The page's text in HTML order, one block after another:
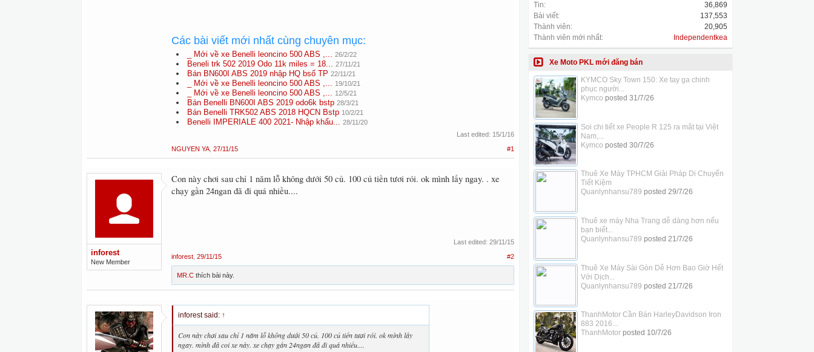
Các bài viết mới nhất cùng chuyên mục:
_ Mới về xe Benelli leoncino 500 ABS ,... 26/2/22
Beneli trk 502 2019 Odo 11k miles = 18... 27/11/21
Bán BN600I ABS 2019 nhập HQ bsố TP 22/11/21
_ Mới về xe Benelli leoncino 500 ABS ,... 19/10/21
_ Mới về xe Benelli leoncino 500 ABS ,... 12/5/21
Bán Benelli BN600I ABS 2019 odo6k bstp 28/3/21
Bán Benelli TRK502 ABS 2018 HQCN Bstp 10/2/21
Benelli IMPERIALE 400 2021- Nhập khẩu... 28/11/20
Last edited: 15/1/16
NGUYEN YA 27/11/15 #1
inforest
New Member
Con này chơi sau chỉ 1 năm lỗ không dưới 50 củ. 100 củ tiền tươi rói. ok mình lấy ngay. . xe
chạy gần 24ngan đã đi quá nhiều....
Last edited: 29/11/15
inforest 29/11/15 #2
MR.C thích bài này.
inforest said: ↑
Con này chơi sau chỉ 1 năm lỗ không dưới 50 củ. 100 củ tiền tươi rói. ok mình lấy
ngay. mình đã coi xe này. xe chạy gần 24ngan đã đi quá nhiều....
Tin:
36,869
Bài viết:
137,553
Thành viên:
20,905
Thành viên mới nhất:
Independentkea
Xe Moto PKL mới đăng bán
KYMCO Sky Town 150: Xe tay ga chinh
phục người...
Kymco posted 31/7/26
Soi chi tiết xe People R 125 ra mắt tại Việt
Nam,...
Kymco posted 30/7/26
Thuê Xe Máy TPHCM Giải Pháp Di Chuyển
Tiết Kiệm
Quanlynhansu789 posted 29/7/26
Thuê xe máy Nha Trang dễ dàng hơn nếu
bạn biết...
Quanlynhansu789 posted 21/7/26
Thuê Xe Máy Sài Gòn Dễ Hơn Bao Giờ Hết
Với Dịch...
Quanlynhansu789 posted 21/7/26
ThanhMotor Cần Bán HarleyDavidson Iron
883 2016...
ThanhMotorposted 10/7/26